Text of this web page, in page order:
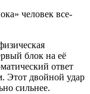
человек все-
блок на её
ответ
Этот двойной удар
сильнее.